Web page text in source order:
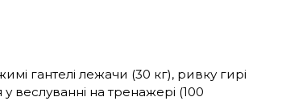
гантелі лежачи (30 кг), ривку гирі
веслуванні на тренажері (100